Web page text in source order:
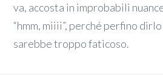
va, accosta in improbabili nuance
“hmm, miiii”, perché perfino
sarebbe troppo faticoso.